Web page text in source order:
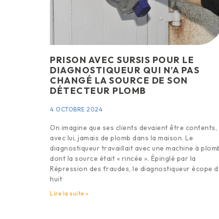
PRISON AVEC SURSIS POUR LE
DIAGNOSTIQUEUR QUI N’A PAS
CHANGÉ LA SOURCE DE SON
DÉTECTEUR PLOMB
4 OCTOBRE 2024
On imagine que ses clients devaient être contents,
avec lui, jamais de plomb dans la maison. Le
diagnostiqueur travaillait avec une machine à
dont la source était « rincée ». Épinglé par la
Répression des fraudes, le diagnostiqueur écope
huit
Lire la suite »